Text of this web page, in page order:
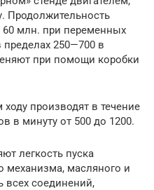
Продолжительность
60 млн. при переменных
пределах 250—700 в
при помощи коробки
производят в течение
в минуту от 500 до 1200.
легкость пуска
механизма, масляного и
всех соединений,